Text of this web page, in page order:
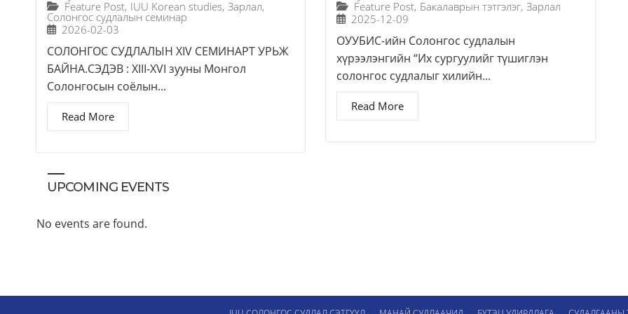
Feature Post, IUU Korean studies, Зарлал,
Солонгос судлалын семинар
2026-02-03
СОЛОНГОС СУДЛАЛЫН XIV СЕМИНАРТ УРЬЖ
БАЙНА.СЭДЭВ : XIII-XVI зууны Монгол
Солонгосын соёлын...
Read More
Feature Post, Бакалаврын тэтгэлэг, Зарлал
2025-12-09
ОУУБИС-ийн Солонгос судлалын
хүрээлэнгийн “Их сургуулийг түшиглэн
солонгос судлалыг хилийн...
Read More
UPCOMING EVENTS
No events are found.